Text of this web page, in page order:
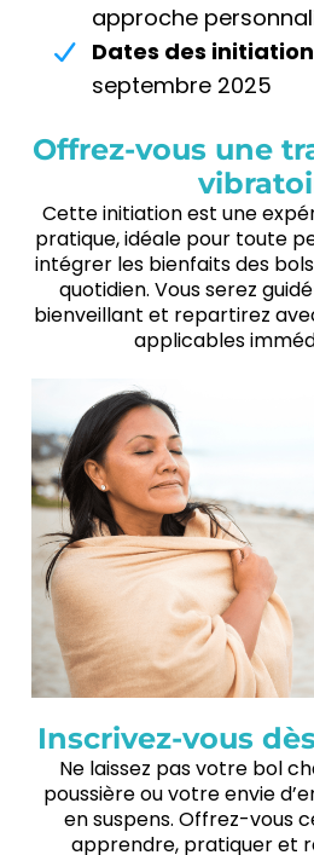
approche
Dates des
septembre 2025
Offrez-vous une
Cette initiation est une
pratique, idéale pour toute
intégrer les bienfaits des
quotidien. Vous serez
bienveillant et repartirez
applicables
Inscrivez-vous
Ne laissez pas votre bol
poussière ou votre envie
en suspens. Offrez-vous
apprendre, pratiquer et